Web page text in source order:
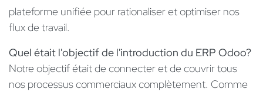
plateforme unifiée pour rationaliser et optimiser nos
flux de travail.
Quel était l'objectif de l'introduction du ERP Odoo?
Notre objectif était de connecter et de couvrir tous
nos processus commerciaux complètement. Comme